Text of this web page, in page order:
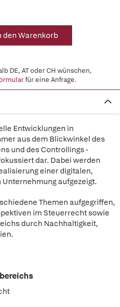
den Warenkorb
DE, AT oder CH wünschen,
für eine Anfrage.
Entwicklungen in
aus dem Blickwinkel des
und des Controllings -
dar. Dabei werden
einer digitalen,
aufgezeigt.
Themen aufgegriffen,
im Steuerrecht sowie
durch Nachhaltigkeit,